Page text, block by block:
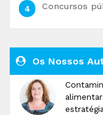
Concursos
Os Nossos